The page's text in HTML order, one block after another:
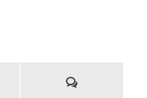
Comentarios